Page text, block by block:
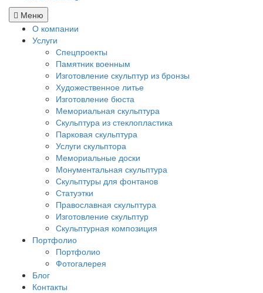
Меню
О компании
Услуги
Спецпроекты
Памятник военным
Изготовление скульптур из бронзы
Художественное литье
Изготовление бюста
Мемориальная скульптура
Скульптура из стеклопластика
Парковая скульптура
Услуги скульптора
Мемориальные доски
Монументальная скульптура
Скульптуры для фонтанов
Статуэтки
Православная скульптура
Изготовление скульптур
Скульптурная композиция
Портфолио
Портфолио
Фотогалерея
Блог
Контакты